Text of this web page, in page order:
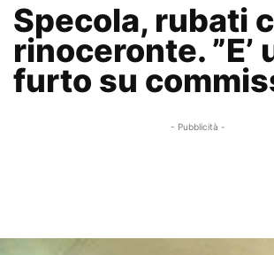
Specola, rubati
rinoceronte. ”E’
furto su
- Pubblicità -